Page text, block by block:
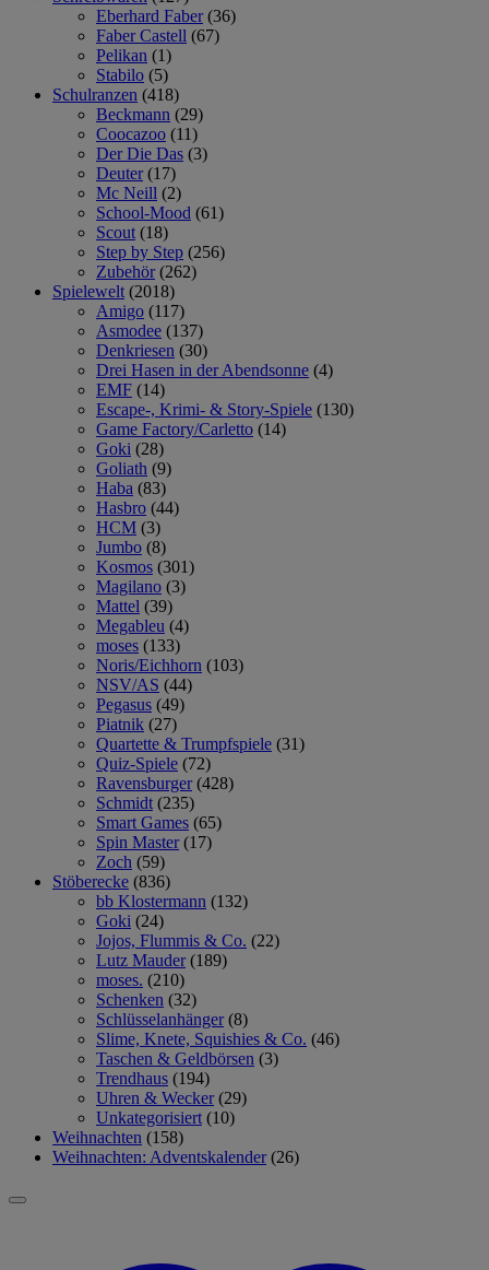
Eberhard Faber (36)
Faber Castell (67)
Pelikan (1)
Stabilo (5)
Schulranzen (418)
Beckmann (29)
Coocazoo (11)
Der Die Das (3)
Deuter (17)
Mc Neill (2)
School-Mood (61)
Scout (18)
Step by Step (256)
Zubehör (262)
Spielewelt (2018)
Amigo (117)
Asmodee (137)
Denkriesen (30)
Drei Hasen in der Abendsonne (4)
EMF (14)
Escape-, Krimi- & Story-Spiele (130)
Game Factory/Carletto (14)
Goki (28)
Goliath (9)
Haba (83)
Hasbro (44)
HCM (3)
Jumbo (8)
Kosmos (301)
Magilano (3)
Mattel (39)
Megableu (4)
moses (133)
Noris/Eichhorn (103)
NSV/AS (44)
Pegasus (49)
Piatnik (27)
Quartette & Trumpfspiele (31)
Quiz-Spiele (72)
Ravensburger (428)
Schmidt (235)
Smart Games (65)
Spin Master (17)
Zoch (59)
Stöberecke (836)
bb Klostermann (132)
Goki (24)
Jojos, Flummis & Co. (22)
Lutz Mauder (189)
moses. (210)
Schenken (32)
Schlüsselanhänger (8)
Slime, Knete, Squishies & Co. (46)
Taschen & Geldbörsen (3)
Trendhaus (194)
Uhren & Wecker (29)
Unkategorisiert (10)
Weihnachten (158)
Weihnachten: Adventskalender (26)